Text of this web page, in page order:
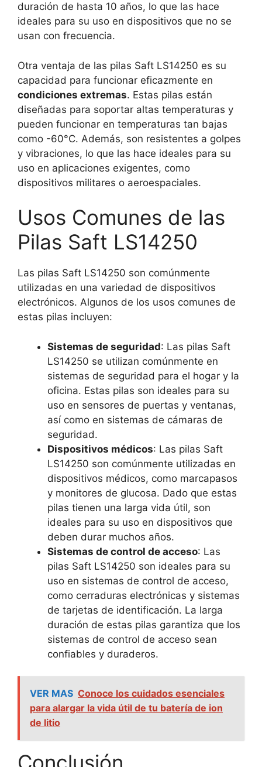
duración de hasta 10 años, lo que las hace
ideales para su uso en dispositivos que no se
usan con frecuencia.
Otra ventaja de las pilas Saft LS14250 es su
capacidad para funcionar eficazmente en
condiciones extremas. Estas pilas están
diseñadas para soportar altas temperaturas y
pueden funcionar en temperaturas tan bajas
como -60°C. Además, son resistentes a golpes
y vibraciones, lo que las hace ideales para su
uso en aplicaciones exigentes, como
dispositivos militares o aeroespaciales.
Usos Comunes de las
Pilas Saft LS14250
Las pilas Saft LS14250 son comúnmente
utilizadas en una variedad de dispositivos
electrónicos. Algunos de los usos comunes de
estas pilas incluyen:
Sistemas de seguridad: Las pilas Saft
LS14250 se utilizan comúnmente en
sistemas de seguridad para el hogar y la
oficina. Estas pilas son ideales para su
uso en sensores de puertas y ventanas,
así como en sistemas de cámaras de
seguridad.
Dispositivos médicos: Las pilas Saft
LS14250 son comúnmente utilizadas en
dispositivos médicos, como marcapasos
y monitores de glucosa. Dado que estas
pilas tienen una larga vida útil, son
ideales para su uso en dispositivos que
deben durar muchos años.
Sistemas de control de acceso: Las
pilas Saft LS14250 son ideales para su
uso en sistemas de control de acceso,
como cerraduras electrónicas y sistemas
de tarjetas de identificación. La larga
duración de estas pilas garantiza que los
sistemas de control de acceso sean
confiables y duraderos.
VER MAS Conoce los cuidados esenciales
para alargar la vida útil de tu batería de ion
de litio